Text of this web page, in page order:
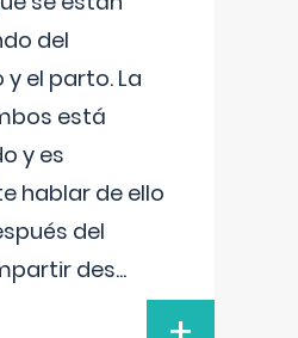
del
el parto. La
está
y es
hablar de ello
del
des...